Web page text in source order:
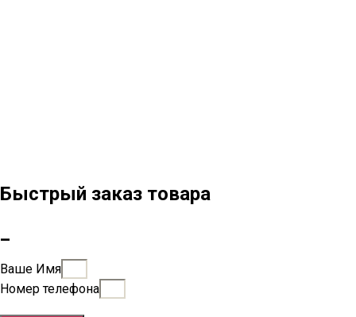
Быстрый заказ товара
Ваше Имя
Номер телефона